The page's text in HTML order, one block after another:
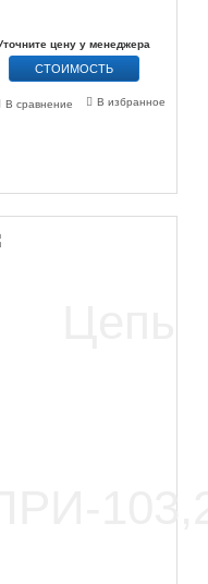
цену у менеджера
СТОИМОСТЬ
В избранное
В сравнение